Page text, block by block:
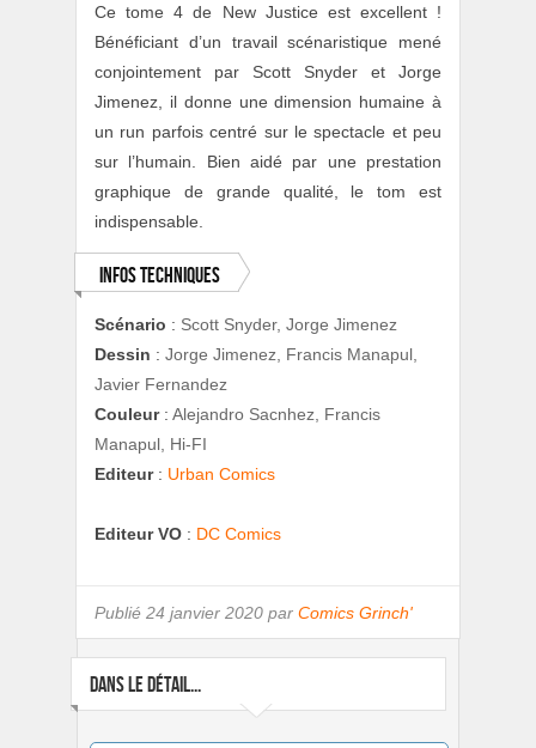
Ce tome 4 de New Justice est excellent !
Bénéficiant d’un travail scénaristique mené
conjointement par Scott Snyder et Jorge
Jimenez, il donne une dimension humaine à
un run parfois centré sur le spectacle et peu
sur l’humain. Bien aidé par une prestation
graphique de grande qualité, le tom est
indispensable.
Infos techniques
Scénario : Scott Snyder, Jorge Jimenez
Dessin : Jorge Jimenez, Francis Manapul,
Javier Fernandez
Couleur: Alejandro Sacnhez, Francis
Manapul, Hi-FI
Editeur: Urban Comics
Editeur VO : DC Comics
Publié 24 janvier 2020 par Comics Grinch'
DANS LE DÉTAIL...